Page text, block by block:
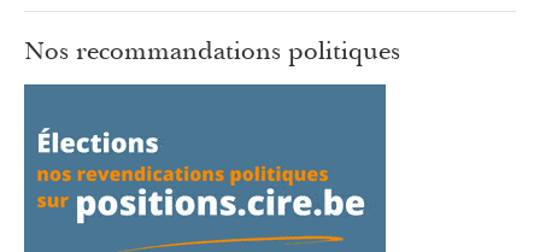
Nos recommandations politiques